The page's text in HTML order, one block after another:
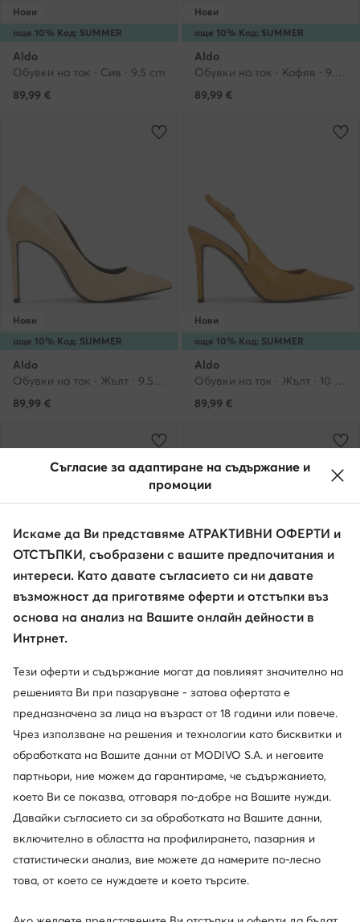
още 10% Код: SUMMER
Нови
Aldo
Обувки на ток · Сив · 9.5 cm
89,99 €
още 10% Код: SUMMER
Нови
Aldo
Обувки на ток · Кафяв · 9.5 cm
89,99 €
още 10% Код: SUMMER
Нови
Aldo
Обувки на ток · Жълт · 9.5 cm
89,99 €
още 10% Код: SUMMER
Нови
Aldo
Обувки на ток · Жълт · 10 cm
89,99 €
още 25% Код: SUMMER
Tommy Hilfiger
Обувки на ток · Черен
139,99€
Calvin Klein
Обувки на ток · Бежов
149,99€
Съгласие за адаптиране на съдържание и
промоции
Искаме да Ви представяме АТРАКТИВНИ ОФЕРТИ и
ОТСТЪПКИ, съобразени с вашите предпочитания и
интереси. Като давате съгласието си ни давате
възможност да приготвяме оферти и отстъпки въз
основа на анализ на Вашите онлайн дейности в
Интрнет.
Тези оферти и съдържание могат да повлияят значително на
решенията Ви при пазаруване - затова офертата е
предназначена за лица на възраст от 18 години или повече.
Чрез използване на решения и технологии като бисквитки и
обработката на Вашите данни от MODIVO S.A. и неговите
партньори, ние можем да гарантираме, че съдържанието,
което Ви се показва, отговаря по-добре на Вашите нужди.
Давайки съгласието си за обработката на Вашите данни,
включително в областта на профилирането, пазарния и
статистически анализ, вие можете да намерите по-лесно
това, от което се нуждаете и което търсите.